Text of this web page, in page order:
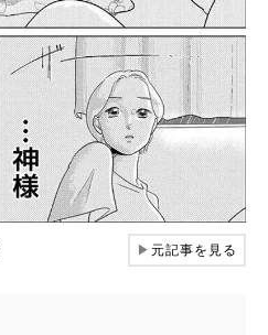
▶元記事を見る